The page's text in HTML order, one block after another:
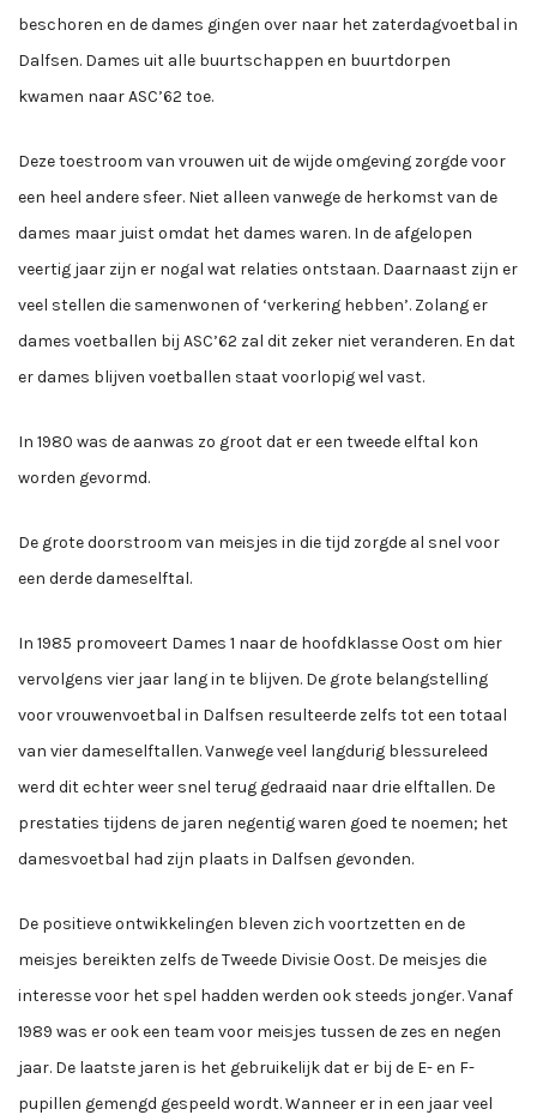
beschoren en de dames gingen over naar het zaterdagvoetbal in
Dalfsen. Dames uit alle buurtschappen en buurtdorpen
kwamen naar ASC’62 toe.
Deze toestroom van vrouwen uit de wijde omgeving zorgde voor
een heel andere sfeer. Niet alleen vanwege de herkomst van de
dames maar juist omdat het dames waren. In de afgelopen
veertig jaar zijn er nogal wat relaties ontstaan. Daarnaast zijn er
veel stellen die samenwonen of ‘verkering hebben’. Zolang er
dames voetballen bij ASC’62 zal dit zeker niet veranderen. En dat
er dames blijven voetballen staat voorlopig wel vast.
In 1980 was de aanwas zo groot dat er een tweede elftal kon
worden gevormd.
De grote doorstroom van meisjes in die tijd zorgde al snel voor
een derde dameselftal.
In 1985 promoveert Dames 1 naar de hoofdklasse Oost om hier
vervolgens vier jaar lang in te blijven. De grote belangstelling
voor vrouwenvoetbal in Dalfsen resulteerde zelfs tot een totaal
van vier dameselftallen. Vanwege veel langdurig blessureleed
werd dit echter weer snel terug gedraaid naar drie elftallen. De
prestaties tijdens de jaren negentig waren goed te noemen; het
damesvoetbal had zijn plaats in Dalfsen gevonden.
De positieve ontwikkelingen bleven zich voortzetten en de
meisjes bereikten zelfs de Tweede Divisie Oost. De meisjes die
interesse voor het spel hadden werden ook steeds jonger. Vanaf
1989 was er ook een team voor meisjes tussen de zes en negen
jaar. De laatste jaren is het gebruikelijk dat er bij de E- en F-
pupillen gemengd gespeeld wordt. Wanneer er in een jaar veel